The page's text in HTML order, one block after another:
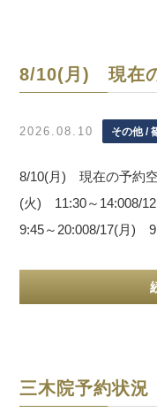
8/10(月) 現在
2026.08.10 その他 /
8/10(月) 現在の予約
(火) 11:30～14:008/
9:45～20:008/17(月)
三木院予約状